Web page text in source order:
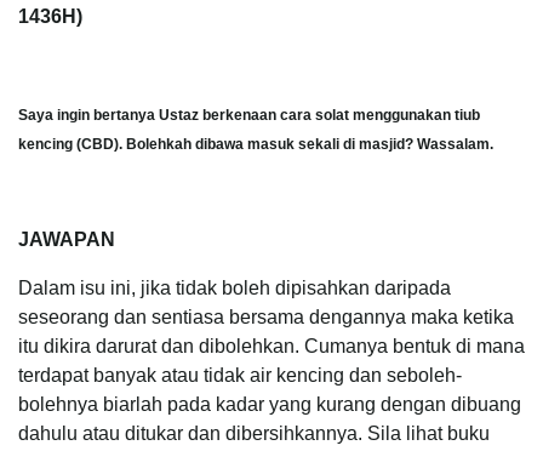
1436H)
Saya ingin bertanya Ustaz berkenaan cara solat menggunakan tiub
kencing (CBD). Bolehkah dibawa masuk sekali di masjid? Wassalam.
JAWAPAN
Dalam isu ini, jika tidak boleh dipisahkan daripada
seseorang dan sentiasa bersama dengannya maka ketika
itu dikira darurat dan dibolehkan. Cumanya bentuk di mana
terdapat banyak atau tidak air kencing dan seboleh-
bolehnya biarlah pada kadar yang kurang dengan dibuang
dahulu atau ditukar dan dibersihkannya. Sila lihat buku